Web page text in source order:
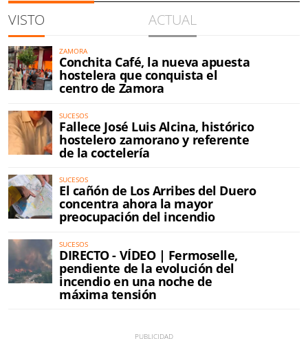
VISTO ACTUAL
ZAMORA
Conchita Café, la nueva apuesta
hostelera que conquista el
centro de Zamora
SUCESOS
Fallece José Luis Alcina, histórico
hostelero zamorano y referente
de la coctelería
SUCESOS
El cañón de Los Arribes del Duero
concentra ahora la mayor
preocupación del incendio
SUCESOS
DIRECTO - VÍDEO | Fermoselle,
pendiente de la evolución del
incendio en una noche de
máxima tensión